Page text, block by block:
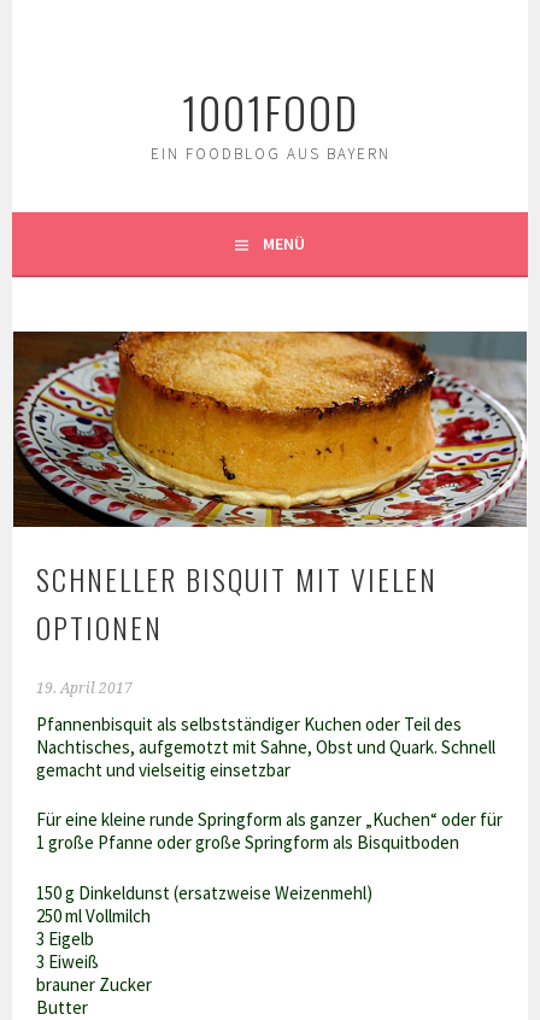
1001FOOD
EIN FOODBLOG AUS BAYERN
MENÜ
SCHNELLER BISQUIT MIT VIELEN
OPTIONEN
19. April 2017
Pfannenbisquit als selbstständiger Kuchen oder Teil des
Nachtisches, aufgemotzt mit Sahne, Obst und Quark. Schnell
gemacht und vielseitig einsetzbar
Für eine kleine runde Springform als ganzer „Kuchen“ oder für
1 große Pfanne oder große Springform als Bisquitboden
150 g Dinkeldunst (ersatzweise Weizenmehl)
250 ml Vollmilch
3 Eigelb
3 Eiweiß
brauner Zucker
Butter